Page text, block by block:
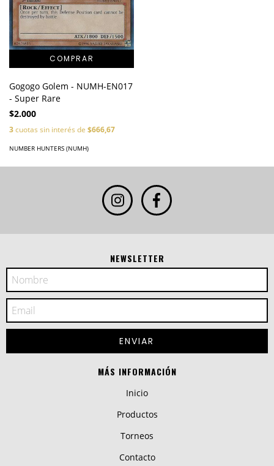
Gogogo Golem - NUMH-EN017
- Super Rare
$2.000
3cuotas sin interés de $666,67
NUMBER HUNTERS (NUMH)
NEWSLETTER
MÁS INFORMACIÓN
Inicio
Productos
Torneos
Contacto